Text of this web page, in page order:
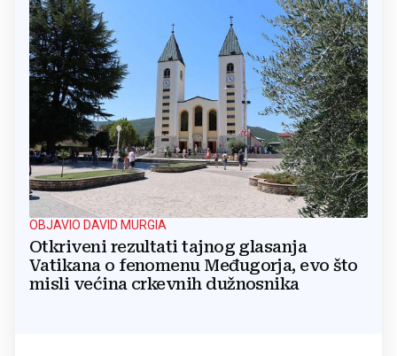
OBJAVIO DAVID MURGIA
Otkriveni rezultati tajnog glasanja
Vatikana o fenomenu Međugorja, evo što
misli većina crkevnih dužnosnika